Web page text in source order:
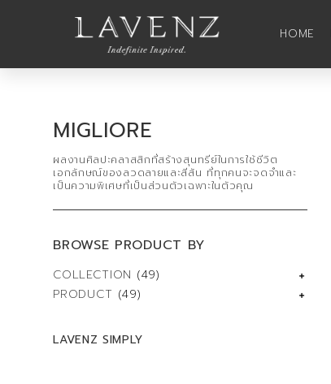
HOME
MIGLIORE
ผลงานศิลปะคลาสสิกที่สร้างสุนทรีย์ในการใช้ชีวิต
เอกลักษณ์ของลวดลายและสีสัน ที่ทุกคนจะจดจำและ
เป็นความพิเศษที่เป็นส่วนตัวเฉพาะในตัวคุณ
BROWSE PRODUCT BY
COLLECTION (49)
PRODUCT (49)
LAVENZ SIMPLY